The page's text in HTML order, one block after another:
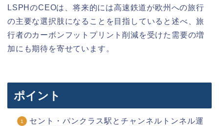
LSPHのCEOは、将来的には高速鉄道が欧州への旅行
の主要な選択肢になることを目指していると述べ、旅
行者のカーボンフットプリント削減を受けた需要の増
加にも期待を寄せています。
ポイント
セント・パンクラス駅とチャンネルトンネル運